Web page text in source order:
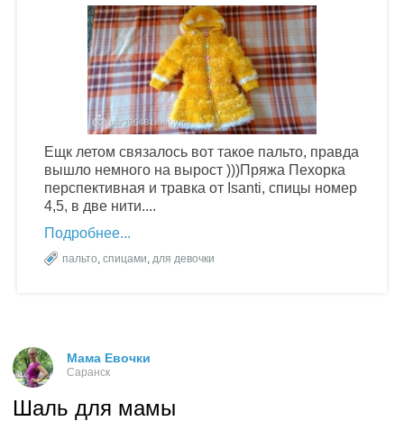
Ещк летом связалось вот такое пальто, правда
вышло немного на вырост )))Пряжа Пехорка
перспективная и травка от Isanti, спицы номер
4,5, в две нити....
Подробнее
пальто, спицами, для девочки
Мама Евочки
Саранск
Шаль для мамы